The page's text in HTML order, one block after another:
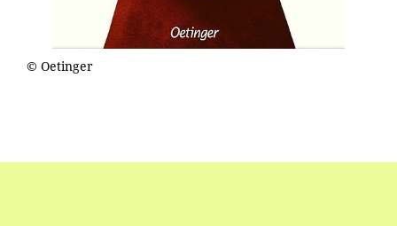
© Oetinger